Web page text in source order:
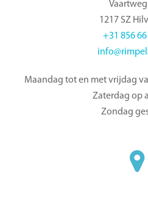
1217 SZ
+31 856
Maandag tot en met vrijdag
Zaterdag op
Zondag